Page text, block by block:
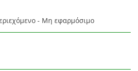
- Μη εφαρμόσιμο